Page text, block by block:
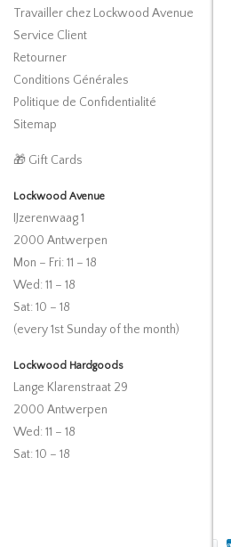
Travailler chez Lockwood Avenue
Service Client
Retourner
Conditions Générales
Politique de Confidentialité
Sitemap
🎁 Gift Cards
Lockwood Avenue
IJzerenwaag 1
2000 Antwerpen
Mon – Fri: 11 – 18
Wed: 11 – 18
Sat: 10 – 18
(every 1st Sunday of the month)
Lockwood Hardgoods
Lange Klarenstraat 29
2000 Antwerpen
Wed: 11 – 18
Sat: 10 – 18